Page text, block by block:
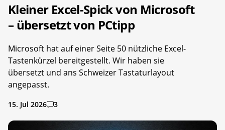
Kleiner Excel-Spick von Microsoft
– übersetzt von PCtipp
Microsoft hat auf einer Seite 50 nützliche Excel-
Tastenkürzel bereitgestellt. Wir haben sie
übersetzt und ans Schweizer Tastaturlayout
angepasst.
15. Jul 2026 3